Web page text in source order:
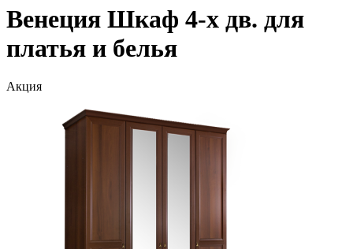
Венеция Шкаф 4-х дв. для
платья и белья
Акция